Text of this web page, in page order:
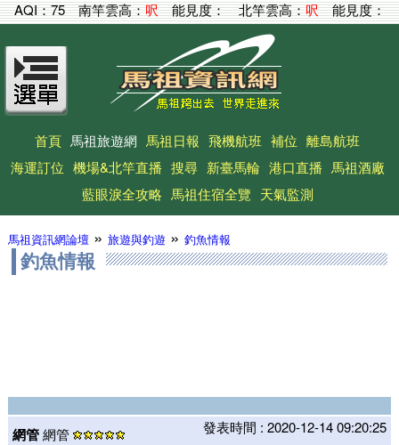
AQI：75 南竿雲高：呎能見度：北竿雲高：呎能見度：
首頁 馬祖旅遊網 馬祖日報 飛機航班 補位 離島航班
海運訂位 機場&北竿直播 搜尋 新臺馬輪 港口直播 馬祖酒廠
藍眼淚全攻略 馬祖住宿全覽 天氣監測
馬祖資訊網論壇» 旅遊與釣遊» 釣魚情報
釣魚情報
網管網管 發表時間 : 2020-12-14 09:20:25